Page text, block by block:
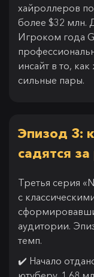
хайроллеров
более $32 млн.
Игроком года
инсайт в то,
сильные пары.
Эпизод 3:
садятся
Третья серия
с
аудитории.
темп.
✔️ Начало